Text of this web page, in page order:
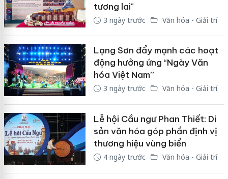
tương lai"
3 ngày trước Văn hóa - Giải trí
Lạng Sơn đẩy mạnh các hoạt
động hưởng ứng “Ngày Văn
hóa Việt Nam”
3 ngày trước Văn hóa - Giải trí
Lễ hội Cầu ngư Phan Thiết: Di
sản văn hóa góp phần định vị
thương hiệu vùng biển
4 ngày trước Văn hóa - Giải trí